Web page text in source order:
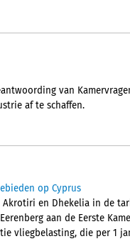
van
af te schaffen.
op Cyprus
en Dhekelia in de
aan de Eerste
vliegbelasting, die per 1